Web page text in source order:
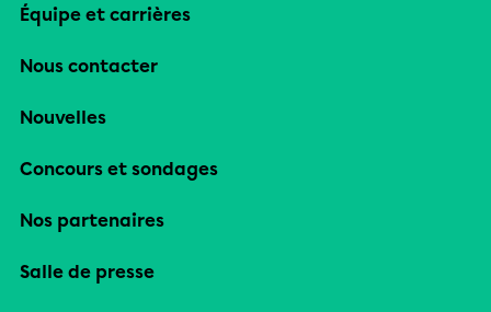
Équipe et carrières
Nous contacter
Nouvelles
Concours et sondages
Nos partenaires
Salle de presse